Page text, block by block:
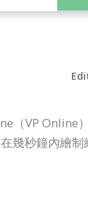
（VP Online
幾秒鐘內繪制